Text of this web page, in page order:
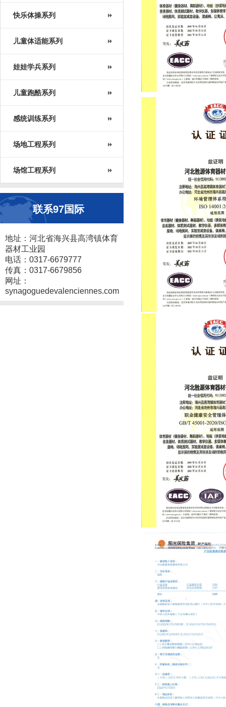
快乐体操系列
儿童体适能系列
娃娃学兵系列
儿童跑酷系列
感统训练系列
场地工程系列
场馆工程系列
联系97国际
地址：河北省海兴县高湾镇体育
器材工业园
电话：0317-6679777
传真：0317-6679856
网址：
synagoguedevalenciennes.com